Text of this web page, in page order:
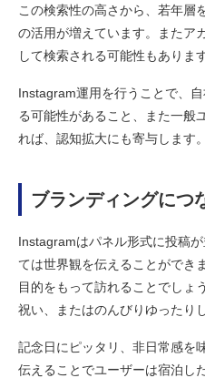
この検索性の高さから、若年層
の活用が増えています。またア
して検索される可能性もあります
Instagram運用を行うことで、
る可能性があること、また一般
れば、認知拡大にも寄与します。
ブランディングにつ
Instagramはパネル形式に投稿
ては世界観を伝えることができ
目的をもって訪れることでしょ
祝い、またはのんびりゆったり
記念日にピッタリ、非日常感を
伝えることでユーザーは宿泊し